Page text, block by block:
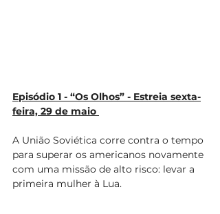
Episódio 1 - “Os Olhos” - Estreia sexta-
feira, 29 de maio
A União Soviética corre contra o tempo
para superar os americanos novamente
com uma missão de alto risco: levar a
primeira mulher à Lua.